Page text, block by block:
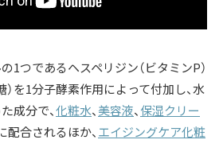
1つであるヘスペリジン（ビタミンP）
）を1分子酵素作用によって付加し、水
成分で、化粧水、 美容液、 保湿クリー
配合されるほか、 エイジングケア化粧